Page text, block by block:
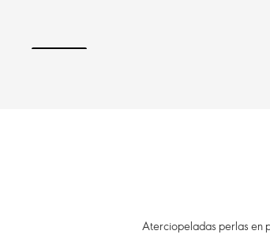
Aterciopeladas perlas en